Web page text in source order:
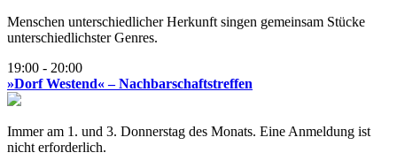
Menschen unterschiedlicher Herkunft singen gemeinsam Stücke
unterschiedlichster Genres.
19:00 - 20:00
»Dorf Westend« – Nachbarschaftstreffen
Immer am 1. und 3. Donnerstag des Monats. Eine Anmeldung ist
nicht erforderlich.